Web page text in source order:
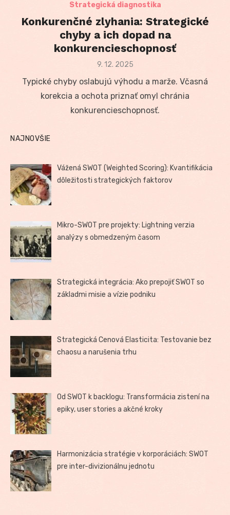
Strategická diagnostika
Konkurenčné zlyhania: Strategické
chyby a ich dopad na
konkurencieschopnosť
Posted
9. 12. 2025
Typické chyby oslabujú výhodu a marže. Včasná
korekcia a ochota priznať omyl chránia
konkurencieschopnosť.
NAJNOVŠIE
Vážená SWOT (Weighted Scoring): Kvantifikácia
dôležitosti strategických faktorov
Mikro-SWOT pre projekty: Lightning verzia
analýzy s obmedzeným časom
Strategická integrácia: Ako prepojiť SWOT so
základmi misie a vízie podniku
Strategická Cenová Elasticita: Testovanie bez
chaosu a narušenia trhu
Od SWOT k backlogu: Transformácia zistení na
epiky, user stories a akčné kroky
Harmonizácia stratégie v korporáciách: SWOT
pre inter-divizionálnu jednotu